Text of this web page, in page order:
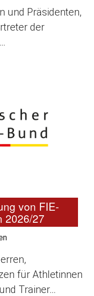
und Präsidenten,
der
von FIE-
2026/27
für Athletinnen
Trainer…